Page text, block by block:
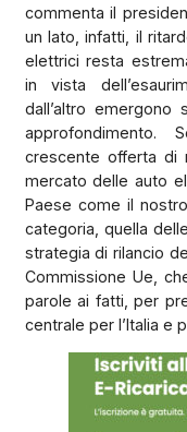
commenta il
un lato, infatti, il
elettrici resta
in vista
dall’altro emergono
approfondimento.
crescente offerta di
mercato delle auto
Paese come il
categoria, quella
strategia di rilancio
Commissione Ue,
parole ai fatti, per
centrale per l’Italia e